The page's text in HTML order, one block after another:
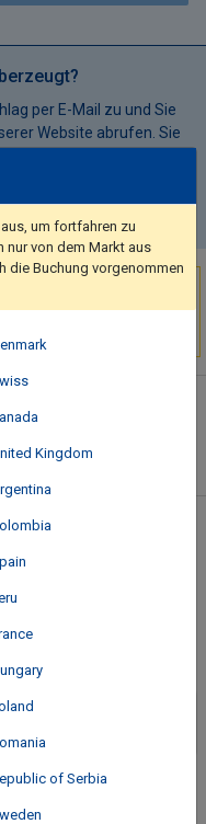
per E-Mail zu und Sie
Website abrufen. Sie
SPEICHERN
in Saas-almagell
in the Swiss Alps.
um fortfahren zu
nur von dem Markt aus
die Buchung vorgenommen
Kingdom
of Serbia